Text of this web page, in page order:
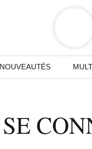
NOUVEAUTÉS
SE